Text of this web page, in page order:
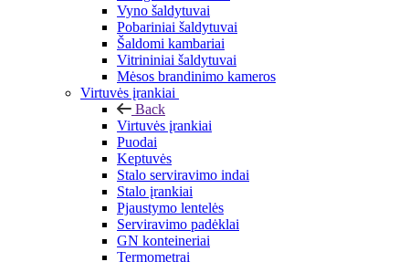
Vyno šaldytuvai
Pobariniai šaldytuvai
Šaldomi kambariai
Vitrininiai šaldytuvai
Mėsos brandinimo kameros
Virtuvės įrankiai
Back
Virtuvės įrankiai
Puodai
Keptuvės
Stalo serviravimo indai
Stalo įrankiai
Pjaustymo lentelės
Serviravimo padėklai
GN konteineriai
Termometrai